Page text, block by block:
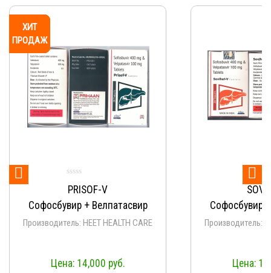
ХИТ
ПРОДАЖ
PRISOF-V
Софосбувир + Велпатасвир
Производитель: HEET HEALTH CARE
14,000 руб.
ХИТ
ПРОДАЖ
Софосбувир
Производитель:
ХИТ
ПРОДАЖ
ХИТ
ПРОДАЖ
ХИТ
ПРОДАЖ
ХИТ
ПРОДАЖ
ХИТ
ПРОДАЖ
ХИТ
ПРОДАЖ
ХИТ
ПРОДАЖ
ХИТ
ПРОДАЖ
 